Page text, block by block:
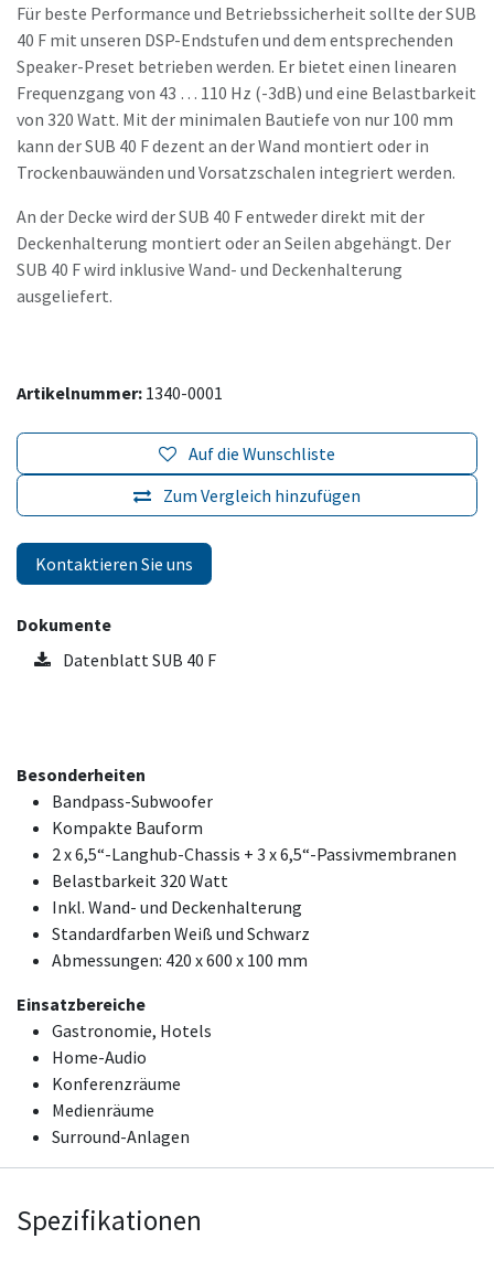
Für beste Performance und Betriebssicherheit sollte der SUB
40 F mit unseren DSP-Endstufen und dem entsprechenden
Speaker-Preset betrieben werden. Er bietet einen linearen
Frequenzgang von 43 … 110 Hz (-3dB) und eine Belastbarkeit
von 320 Watt. Mit der minimalen Bautiefe von nur 100 mm
kann der SUB 40 F dezent an der Wand montiert oder in
Trockenbauwänden und Vorsatzschalen integriert werden.
An der Decke wird der SUB 40 F entweder direkt mit der
Deckenhalterung montiert oder an Seilen abgehängt. Der
SUB 40 F wird inklusive Wand- und Deckenhalterung
ausgeliefert.
Artikelnummer: 1340-0001
Zum Vergleich hinzufügen
Auf die Wunschliste
Kontaktieren Sie uns
Dokumente
Datenblatt SUB 40 F
Besonderheiten
Bandpass-Subwoofer
Kompakte Bauform
2 x 6,5“-Langhub-Chassis + 3 x 6,5“-Passivmembranen
Belastbarkeit 320 Watt
Inkl. Wand- und Deckenhalterung
Standardfarben Weiß und Schwarz
Abmessungen: 420 x 600 x 100 mm
Einsatzbereiche
Gastronomie, Hotels
Home-Audio
Konferenzräume
Medienräume
Surround-Anlagen
Spezifikationen